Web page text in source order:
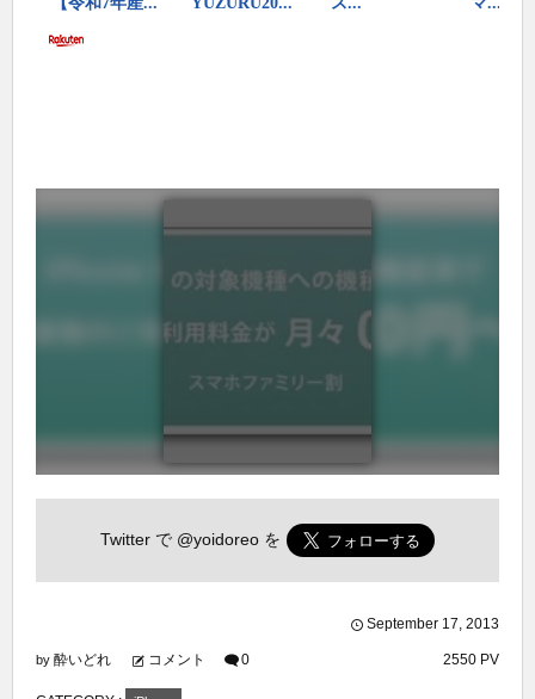
Twitter で @yoidoreo を
September 17, 2013
by 酔いどれ コメント 0 2550 PV